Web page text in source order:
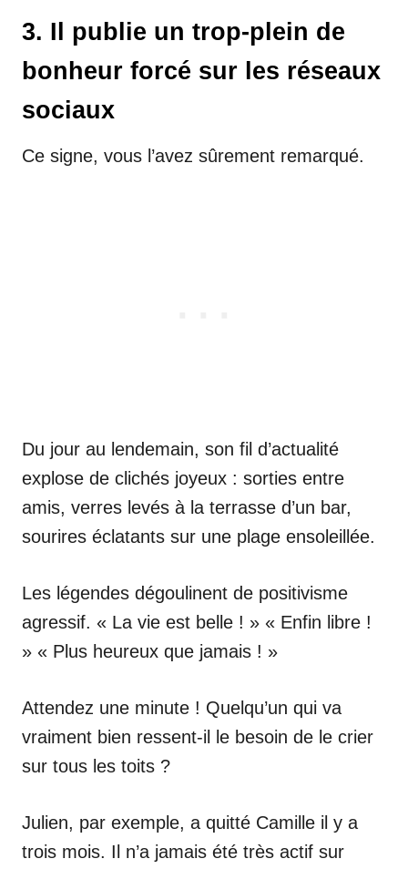
3. Il publie un trop-plein de
bonheur forcé sur les réseaux
sociaux
Ce signe, vous l’avez sûrement remarqué.
Du jour au lendemain, son fil d’actualité
explose de clichés joyeux : sorties entre
amis, verres levés à la terrasse d’un bar,
sourires éclatants sur une plage ensoleillée.
Les légendes dégoulinent de positivisme
agressif. « La vie est belle ! » « Enfin libre !
» « Plus heureux que jamais ! »
Attendez une minute ! Quelqu’un qui va
vraiment bien ressent-il le besoin de le crier
sur tous les toits ?
Julien, par exemple, a quitté Camille il y a
trois mois. Il n’a jamais été très actif sur